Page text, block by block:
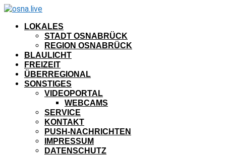
LOKALES
STADT OSNABRÜCK
REGION OSNABRÜCK
BLAULICHT
FREIZEIT
ÜBERREGIONAL
SONSTIGES
VIDEOPORTAL
WEBCAMS
SERVICE
KONTAKT
PUSH-NACHRICHTEN
IMPRESSUM
DATENSCHUTZ